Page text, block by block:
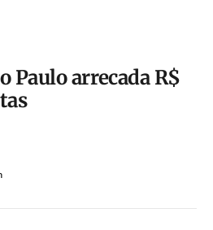
Paulo arrecada R$